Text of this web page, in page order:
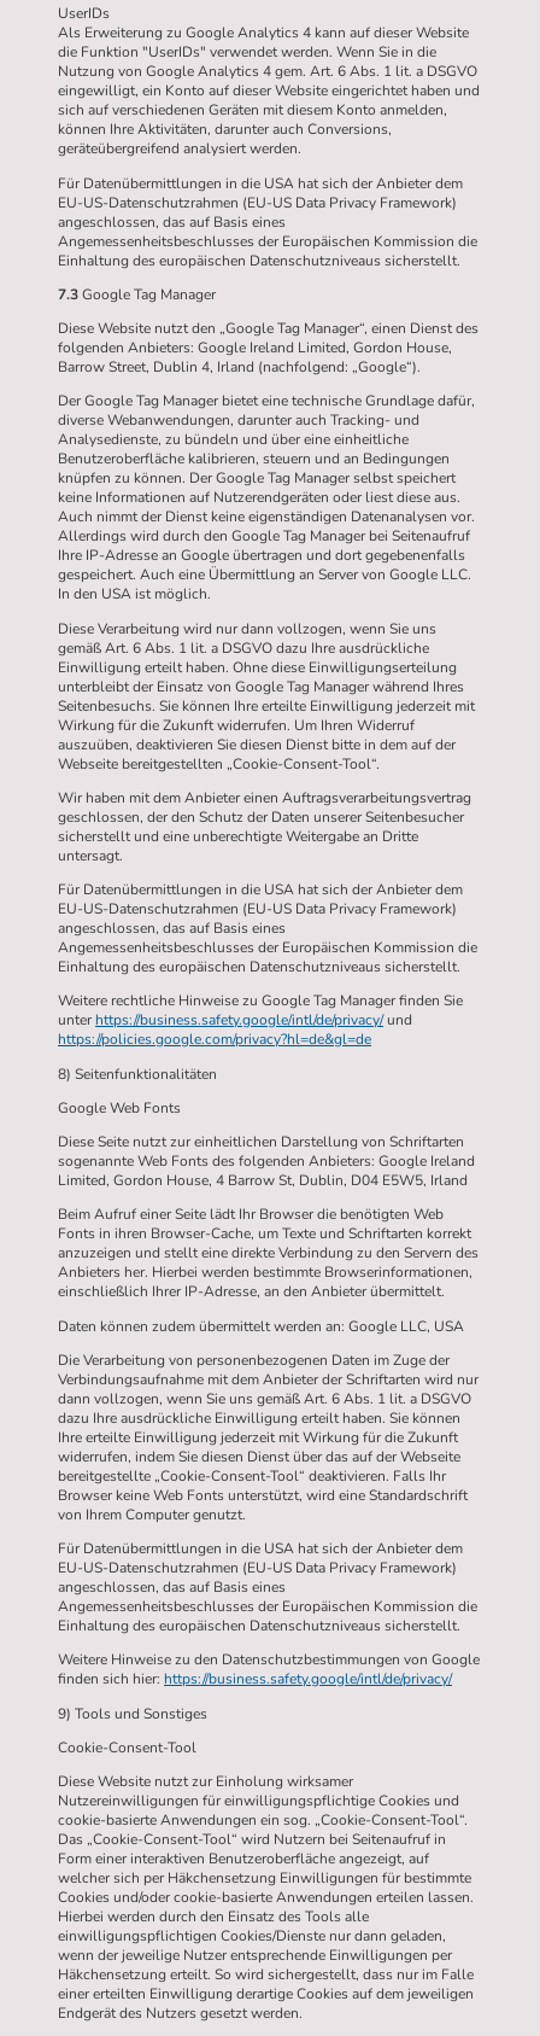
UserIDs
Als Erweiterung zu Google Analytics 4 kann auf dieser Website
die Funktion "UserIDs" verwendet werden. Wenn Sie in die
Nutzung von Google Analytics 4 gem. Art. 6 Abs. 1 lit. a DSGVO
eingewilligt, ein Konto auf dieser Website eingerichtet haben und
sich auf verschiedenen Geräten mit diesem Konto anmelden,
können Ihre Aktivitäten, darunter auch Conversions,
geräteübergreifend analysiert werden.
Für Datenübermittlungen in die USA hat sich der Anbieter dem
EU-US-Datenschutzrahmen (EU-US Data Privacy Framework)
angeschlossen, das auf Basis eines
Angemessenheitsbeschlusses der Europäischen Kommission die
Einhaltung des europäischen Datenschutzniveaus sicherstellt.
7.3Google Tag Manager
Diese Website nutzt den „Google Tag Manager“, einen Dienst des
folgenden Anbieters: Google Ireland Limited, Gordon House,
Barrow Street, Dublin 4, Irland (nachfolgend: „Google“).
Der Google Tag Manager bietet eine technische Grundlage dafür,
diverse Webanwendungen, darunter auch Tracking- und
Analysedienste, zu bündeln und über eine einheitliche
Benutzeroberfläche kalibrieren, steuern und an Bedingungen
knüpfen zu können. Der Google Tag Manager selbst speichert
keine Informationen auf Nutzerendgeräten oder liest diese aus.
Auch nimmt der Dienst keine eigenständigen Datenanalysen vor.
Allerdings wird durch den Google Tag Manager bei Seitenaufruf
Ihre IP-Adresse an Google übertragen und dort gegebenenfalls
gespeichert. Auch eine Übermittlung an Server von Google LLC.
In den USA ist möglich.
Diese Verarbeitung wird nur dann vollzogen, wenn Sie uns
gemäß Art. 6 Abs. 1 lit. a DSGVO dazu Ihre ausdrückliche
Einwilligung erteilt haben. Ohne diese Einwilligungserteilung
unterbleibt der Einsatz von Google Tag Manager während Ihres
Seitenbesuchs. Sie können Ihre erteilte Einwilligung jederzeit mit
Wirkung für die Zukunft widerrufen. Um Ihren Widerruf
auszuüben, deaktivieren Sie diesen Dienst bitte in dem auf der
Webseite bereitgestellten „Cookie-Consent-Tool“.
Wir haben mit dem Anbieter einen Auftragsverarbeitungsvertrag
geschlossen, der den Schutz der Daten unserer Seitenbesucher
sicherstellt und eine unberechtigte Weitergabe an Dritte
untersagt.
Für Datenübermittlungen in die USA hat sich der Anbieter dem
EU-US-Datenschutzrahmen (EU-US Data Privacy Framework)
angeschlossen, das auf Basis eines
Angemessenheitsbeschlusses der Europäischen Kommission die
Einhaltung des europäischen Datenschutzniveaus sicherstellt.
Weitere rechtliche Hinweise zu Google Tag Manager finden Sie
unter https://business.safety.google/intl/de/privacy/und
https://policies.google.com/privacy?hl=de&gl=de
8) Seitenfunktionalitäten
Google Web Fonts
Diese Seite nutzt zur einheitlichen Darstellung von Schriftarten
sogenannte Web Fonts des folgenden Anbieters: Google Ireland
Limited, Gordon House, 4 Barrow St, Dublin, D04 E5W5, Irland
Beim Aufruf einer Seite lädt Ihr Browser die benötigten Web
Fonts in ihren Browser-Cache, um Texte und Schriftarten korrekt
anzuzeigen und stellt eine direkte Verbindung zu den Servern des
Anbieters her. Hierbei werden bestimmte Browserinformationen,
einschließlich Ihrer IP-Adresse, an den Anbieter übermittelt.
Daten können zudem übermittelt werden an: Google LLC, USA
Die Verarbeitung von personenbezogenen Daten im Zuge der
Verbindungsaufnahme mit dem Anbieter der Schriftarten wird nur
dann vollzogen, wenn Sie uns gemäß Art. 6 Abs. 1 lit. a DSGVO
dazu Ihre ausdrückliche Einwilligung erteilt haben. Sie können
Ihre erteilte Einwilligung jederzeit mit Wirkung für die Zukunft
widerrufen, indem Sie diesen Dienst über das auf der Webseite
bereitgestellte „Cookie-Consent-Tool“ deaktivieren. Falls Ihr
Browser keine Web Fonts unterstützt, wird eine Standardschrift
von Ihrem Computer genutzt.
Für Datenübermittlungen in die USA hat sich der Anbieter dem
EU-US-Datenschutzrahmen (EU-US Data Privacy Framework)
angeschlossen, das auf Basis eines
Angemessenheitsbeschlusses der Europäischen Kommission die
Einhaltung des europäischen Datenschutzniveaus sicherstellt.
Weitere Hinweise zu den Datenschutzbestimmungen von Google
finden sich hier: https://business.safety.google/intl/de/privacy/
9) Tools und Sonstiges
Cookie-Consent-Tool
Diese Website nutzt zur Einholung wirksamer
Nutzereinwilligungen für einwilligungspflichtige Cookies und
cookie-basierte Anwendungen ein sog. „Cookie-Consent-Tool“.
Das „Cookie-Consent-Tool“ wird Nutzern bei Seitenaufruf in
Form einer interaktiven Benutzeroberfläche angezeigt, auf
welcher sich per Häkchensetzung Einwilligungen für bestimmte
Cookies und/oder cookie-basierte Anwendungen erteilen lassen.
Hierbei werden durch den Einsatz des Tools alle
einwilligungspflichtigen Cookies/Dienste nur dann geladen,
wenn der jeweilige Nutzer entsprechende Einwilligungen per
Häkchensetzung erteilt. So wird sichergestellt, dass nur im Falle
einer erteilten Einwilligung derartige Cookies auf dem jeweiligen
Endgerät des Nutzers gesetzt werden.